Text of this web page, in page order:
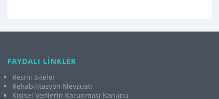
FAYDALI LİNKLER
Resmi Siteler
Rehabilitasyon Mevzuatı
Kişisel Verilerin Korunması Kanunu